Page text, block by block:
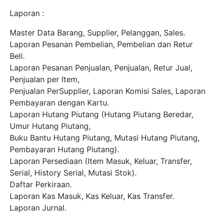
Laporan :
Master Data Barang, Supplier, Pelanggan, Sales.
Laporan Pesanan Pembelian, Pembelian dan Retur
Beli.
Laporan Pesanan Penjualan, Penjualan, Retur Jual,
Penjualan per Item,
Penjualan PerSupplier, Laporan Komisi Sales, Laporan
Pembayaran dengan Kartu.
Laporan Hutang Piutang (Hutang Piutang Beredar,
Umur Hutang Piutang,
Buku Bantu Hutang Piutang, Mutasi Hutang Piutang,
Pembayaran Hutang Piutang).
Laporan Persediaan (Item Masuk, Keluar, Transfer,
Serial, History Serial, Mutasi Stok).
Daftar Perkiraan.
Laporan Kas Masuk, Kas Keluar, Kas Transfer.
Laporan Jurnal.